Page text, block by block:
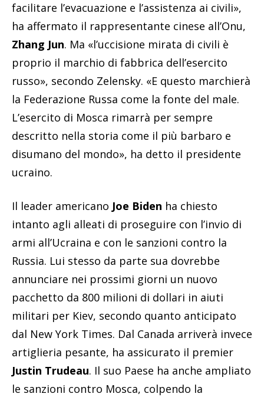
facilitare l’evacuazione e l’assistenza ai civili»,
ha affermato il rappresentante cinese all’Onu,
Zhang Jun. Ma «l’uccisione mirata di civili è
proprio il marchio di fabbrica dell’esercito
russo», secondo Zelensky. «E questo marchierà
la Federazione Russa come la fonte del male.
L’esercito di Mosca rimarrà per sempre
descritto nella storia come il più barbaro e
disumano del mondo», ha detto il presidente
ucraino.
Il leader americano Joe Biden ha chiesto
intanto agli alleati di proseguire con l’invio di
armi all’Ucraina e con le sanzioni contro la
Russia. Lui stesso da parte sua dovrebbe
annunciare nei prossimi giorni un nuovo
pacchetto da 800 milioni di dollari in aiuti
militari per Kiev, secondo quanto anticipato
dal New York Times. Dal Canada arriverà invece
artiglieria pesante, ha assicurato il premier
Justin Trudeau. Il suo Paese ha anche ampliato
le sanzioni contro Mosca, colpendo la